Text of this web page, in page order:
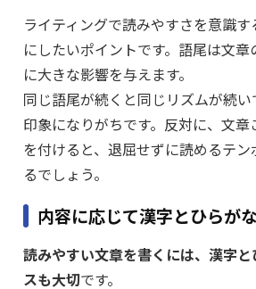
ライティングで読みやすさを意識
にしたいポイントです。語尾は文
に大きな影響を与えます。
同じ語尾が続くと同じリズムが続
印象になりがちです。反対に、文
を付けると、退屈せずに読めるテ
るでしょう。
内容に応じて漢字とひらが
読みやすい文章を書くには、漢字
スも大切です。